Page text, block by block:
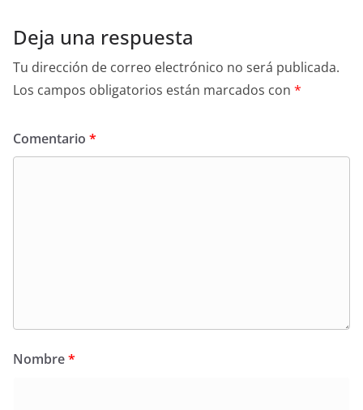
Deja una respuesta
Tu dirección de correo electrónico no será publicada.
Los campos obligatorios están marcados con *
Comentario *
Nombre*